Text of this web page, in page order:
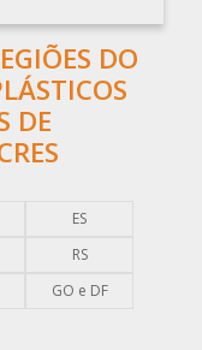
DO
DE
ES
RS
GO e DF